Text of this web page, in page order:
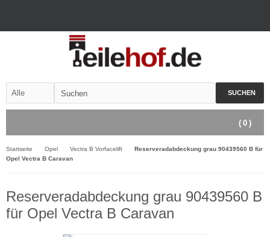
SUCHEN
( 0 )
Startseite Opel Vectra B Vorfacelift
Reserveradabdeckung grau 90439560 B für
Opel Vectra B Caravan
Reserveradabdeckung grau 90439560 B
für Opel Vectra B Caravan